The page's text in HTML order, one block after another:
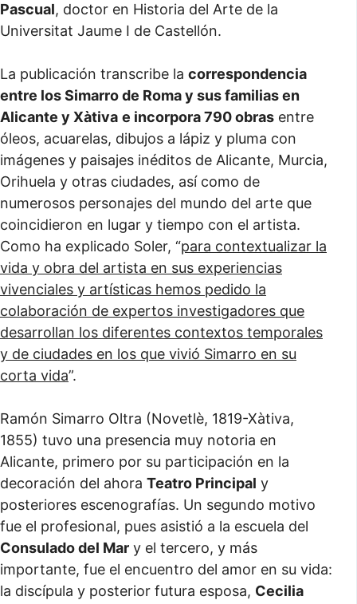
Pascual, doctor en Historia del Arte de la
Universitat Jaume I de Castellón.
La publicación transcribe la correspondencia
entre los Simarro de Roma y sus familias en
Alicante y Xàtiva e incorpora 790 obras entre
óleos, acuarelas, dibujos a lápiz y pluma con
imágenes y paisajes inéditos de Alicante, Murcia,
Orihuela y otras ciudades, así como de
numerosos personajes del mundo del arte que
coincidieron en lugar y tiempo con el artista.
Como ha explicado Soler, “para contextualizar la
vida y obra del artista en sus experiencias
vivenciales y artísticas hemos pedido la
colaboración de expertos investigadores que
desarrollan los diferentes contextos temporales
y de ciudades en los que vivió Simarro en su
corta vida”.
Ramón Simarro Oltra (Novetlè, 1819-Xàtiva,
1855) tuvo una presencia muy notoria en
Alicante, primero por su participación en la
decoración del ahora Teatro Principal y
posteriores escenografías. Un segundo motivo
fue el profesional, pues asistió a la escuela del
Consulado del Mar y el tercero, y más
importante, fue el encuentro del amor en su vida:
la discípula y posterior futura esposa, Cecilia